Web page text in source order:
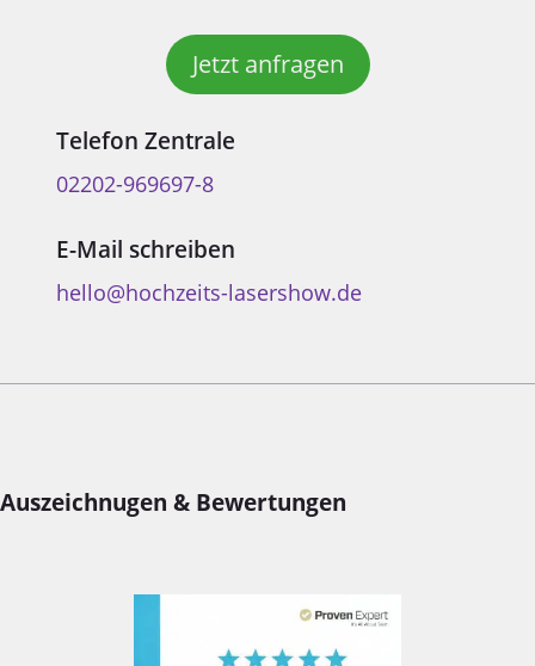
Jetzt anfragen
Telefon Zentrale
02202-969697-8
E-Mail schreiben
hello@hochzeits-lasershow.de
Auszeichnugen & Bewertungen